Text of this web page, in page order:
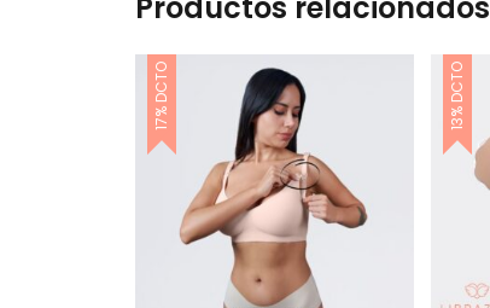
Productos relacionados
17% DCTO 13% DCTO